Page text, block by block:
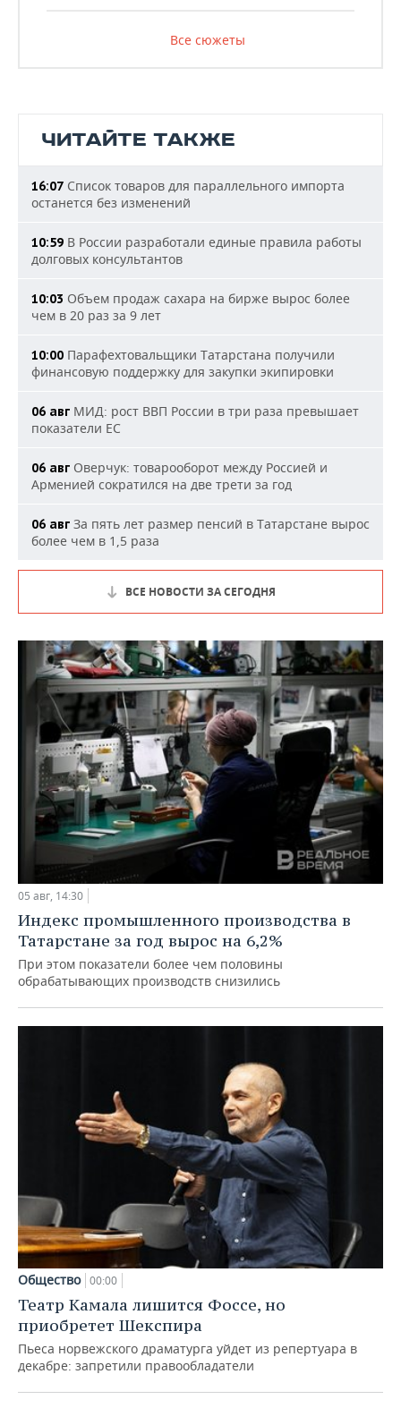
Все сюжеты
ЧИТАЙТЕ ТАКЖЕ
16:07 Список товаров для параллельного импорта
останется без изменений
10:59 В России разработали единые правила работы
долговых консультантов
10:03 Объем продаж сахара на бирже вырос более
чем в 20 раз за 9 лет
10:00 Парафехтовальщики Татарстана получили
финансовую поддержку для закупки экипировки
06 авг МИД: рост ВВП России в три раза превышает
показатели ЕС
06 авг Оверчук: товарооборот между Россией и
Арменией сократился на две трети за год
06 авг За пять лет размер пенсий в Татарстане вырос
более чем в 1,5 раза
ВСЕ НОВОСТИ ЗА СЕГОДНЯ
05 авг, 14:30
Индекс промышленного производства в
Татарстане за год вырос на 6,2%
При этом показатели более чем половины
обрабатывающих производств снизились
Общество 00:00
Театр Камала лишится Фоссе, но
приобретет Шекспира
Пьеса норвежского драматурга уйдет из репертуара в
декабре: запретили правообладатели